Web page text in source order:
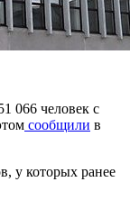
066 человек с
сообщили в
у которых ранее